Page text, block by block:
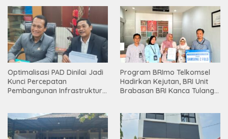
Optimalisasi PAD Dinilai Jadi
Kunci Percepatan
Pembangunan Infrastruktur
Program BRImo Telkomsel
Hadirkan Kejutan, BRI Unit
Brabasan BRI Kanca Tulang
Mesuji